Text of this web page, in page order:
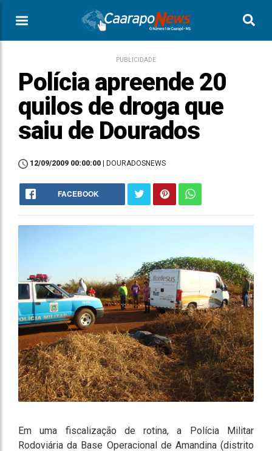
PUBLICIDADE
Polícia apreende 20
quilos de droga que
saiu de Dourados
12/09/2009 00:00:00 | DOURADOSNEWS
FACEBOOK
Em uma fiscalização de rotina, a Polícia Militar
Rodoviária da Base Operacional de Amandina (distrito